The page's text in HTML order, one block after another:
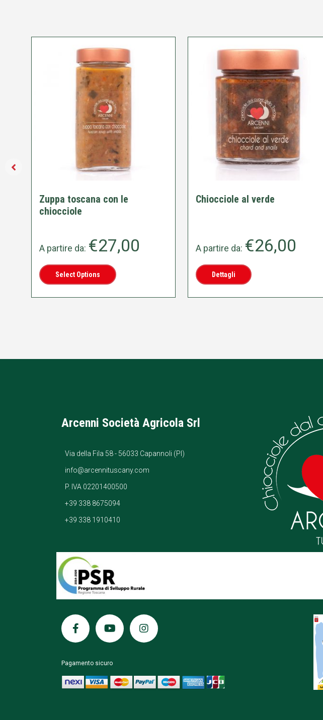
Zuppa toscana con le
chiocciole
A partire da: €27,00
Select Options
Chiocciole al verde
A partire da: €26,00
Dettagli
Arcenni Società Agricola Srl
Via della Fila 58 - 56033 Capannoli (PI)
info@arcennituscany.com
P. IVA 02201400500
+39 338 8675094
+39 338 1910410
Pagamento sicuro